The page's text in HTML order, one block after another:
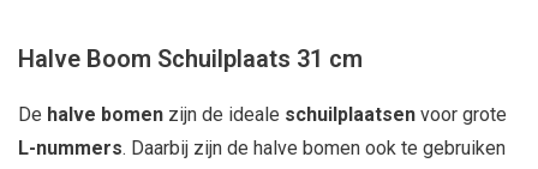
Halve Boom Schuilplaats 31 cm
De halve bomen zijn de ideale schuilplaatsen voor grote
L-nummers. Daarbij zijn de halve bomen ook te gebruiken